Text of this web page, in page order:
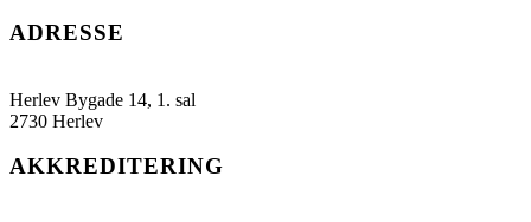
ADRESSE
Herlev Bygade 14, 1. sal
2730 Herlev
AKKREDITERING